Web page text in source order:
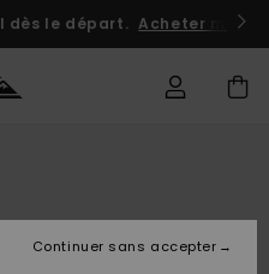
dès le départ. Acheter
Continuer sans accepter